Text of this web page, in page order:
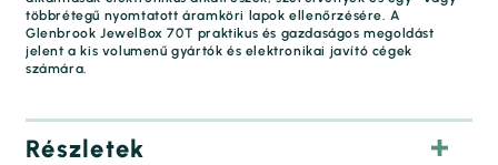
többrétegű nyomtatott áramköri lapok ellenőrzésére. A
Glenbrook JewelBox 70T praktikus és gazdaságos megoldást
jelent a kis volumenű gyártók és elektronikai javító cégek
számára.
Részletek